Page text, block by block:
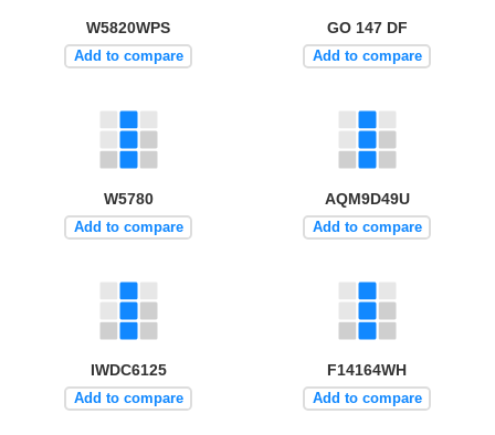
W5820WPS
Add to compare
GO 147 DF
Add to compare
W5780
Add to compare
AQM9D49U
Add to compare
IWDC6125
Add to compare
F14164WH
Add to compare